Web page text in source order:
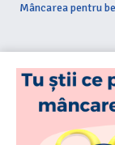
Mâncarea pentru